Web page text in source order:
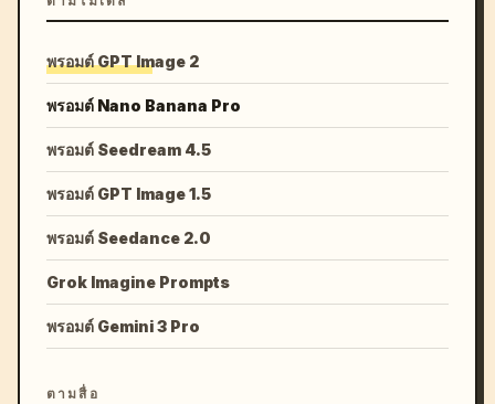
พรอมต์ GPT Image 2
พรอมต์ Nano Banana Pro
พรอมต์ Seedream 4.5
พรอมต์ GPT Image 1.5
พรอมต์ Seedance 2.0
Grok Imagine Prompts
พรอมต์ Gemini 3 Pro
ตามสื่อ